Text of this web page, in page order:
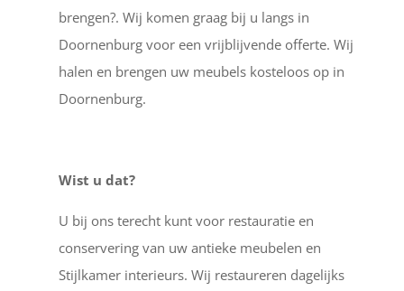
brengen?. Wij komen graag bij u langs in
Doornenburg voor een vrijblijvende offerte. Wij
halen en brengen uw meubels kosteloos op in
Doornenburg.
Wist u dat?
U bij ons terecht kunt voor restauratie en
conservering van uw antieke meubelen en
Stijlkamer interieurs. Wij restaureren dagelijks